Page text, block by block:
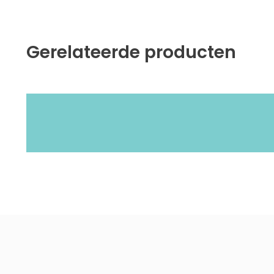
Gerelateerde producten